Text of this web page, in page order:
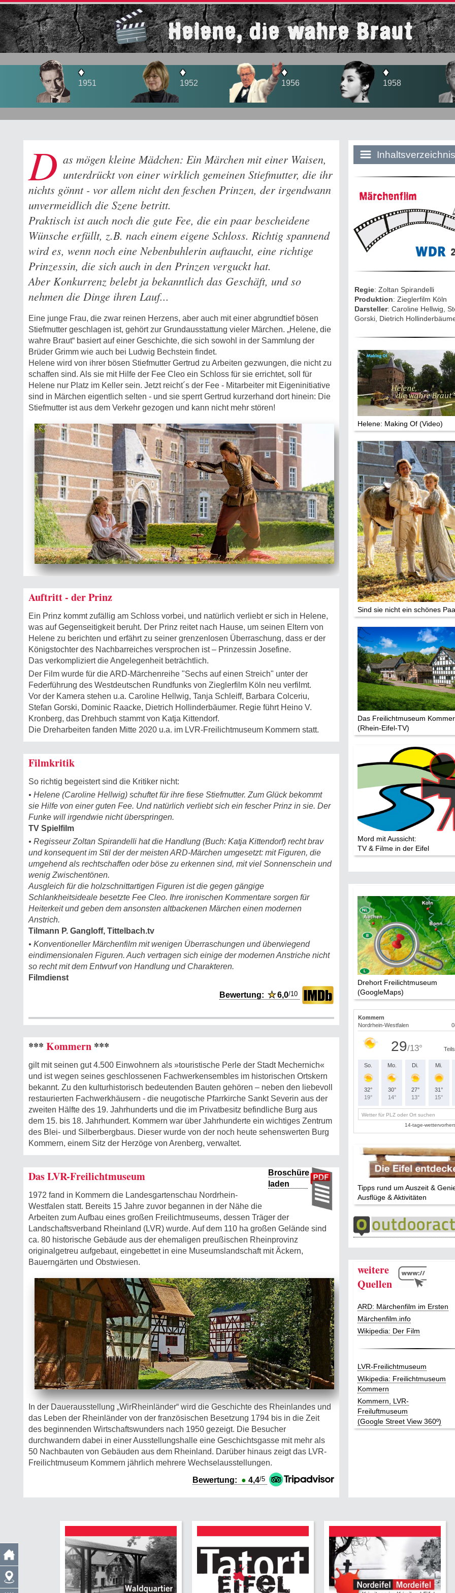
Helene, die wahre Braut
1951 1952
♦
1956 1958 1960
D as mögen kleine Mädchen: Ein Märchen mit einer Waisen,
unterdrückt von einer wirklich gemeinen Stiefmutter, die ihr
nichts gönnt - vor allem nicht den feschen Prinzen, der irgendwann
unvermeidlich die Szene betritt.
Praktisch ist auch noch die gute Fee, die ein paar bescheidene
Wünsche erfüllt, z.B. nach einem eigene Schloss. Richtig spannend
wird es, wenn noch eine Nebenbuhlerin auftaucht, eine richtige
Prinzessin, die sich auch in den Prinzen verguckt hat.
Aber Konkurrenz belebt ja bekanntlich das Geschäft, und so
nehmen die Dinge ihren Lauf...
Eine junge Frau, die zwar reinen Herzens, aber auch mit einer abgrundtief bösen
Stiefmutter geschlagen ist, gehört zur Grundausstattung vieler Märchen. „Helene, die
wahre Braut“ basiert auf einer Geschichte, die sich sowohl in der Sammlung der
Brüder Grimm wie auch bei Ludwig Bechstein findet.
Helene wird von ihrer bösen Stiefmutter Gertrud zu Arbeiten gezwungen, die nicht zu
schaffen sind. Als sie mit Hilfe der Fee Cleo ein Schloss für sie errichtet, soll für
Helene nur Platz im Keller sein. Jetzt reicht´s der Fee - Mitarbeiter mit Eigeninitiative
sind in Märchen eigentlich selten - und sie sperrt Gertrud kurzerhand dort hinein: Die
Stiefmutter ist aus dem Verkehr gezogen und kann nicht mehr stören!
Auftritt - der Prinz
Ein Prinz kommt zufällig am Schloss vorbei, und natürlich verliebt er sich in Helene,
was auf Gegenseitigkeit beruht. Der Prinz reitet nach Hause, um seinen Eltern von
Helene zu berichten und erfährt zu seiner grenzenlosen Überraschung, dass er der
Königstochter des Nachbarreiches versprochen ist – Prinzessin Josefine.
Das verkompliziert die Angelegenheit beträchtlich.
Der Film wurde für die ARD-Märchenreihe "Sechs auf einen Streich" unter der
Federführung des Westdeutschen Rundfunks von Zieglerfilm Köln neu verfilmt.
Vor der Kamera stehen u.a. Caroline Hellwig, Tanja Schleiff, Barbara Colceriu,
Stefan Gorski, Dominic Raacke, Dietrich Hollinderbäumer. Regie führt Heino V.
Kronberg, das Drehbuch stammt von Katja Kittendorf.
Die Dreharbeiten fanden Mitte 2020 u.a. im LVR-Freilichtmuseum Kommern statt.
Filmkritik
So richtig begeistert sind die Kritiker nicht:
• Helene (Caroline Hellwig) schuftet für ihre fiese Stiefmutter. Zum Glück bekommt
sie Hilfe von einer guten Fee. Und natürlich verliebt sich ein fescher Prinz in sie. Der
Funke will irgendwie nicht überspringen.
TV Spielfilm
• Regisseur Zoltan Spirandelli hat die Handlung (Buch: Katja Kittendorf) recht brav
und konsequent im Stil der der meisten ARD-Märchen umgesetzt: mit Figuren, die
umgehend als rechtschaffen oder böse zu erkennen sind, mit viel Sonnenschein und
wenig Zwischentönen.
Ausgleich für die holzschnittartigen Figuren ist die gegen gängige
Schlankheitsideale besetzte Fee Cleo. Ihre ironischen Kommentare sorgen für
Heiterkeit und geben dem ansonsten altbackenen Märchen einen modernen
Anstrich.
Tilmann P. Gangloff, Tittelbach.tv
• Konventioneller Märchenfilm mit wenigen Überraschungen und überwiegend
eindimensionalen Figuren. Auch vertragen sich einige der modernen Anstriche nicht
so recht mit dem Entwurf von Handlung und Charakteren.
Filmdienst
Bewertung:★6,0/10
*** Kommern ***
gilt mit seinen gut 4.500 Einwohnern als »touristische Perle der Stadt Mechernich«
und ist wegen seines geschlossenen Fachwerkensembles im historischen Ortskern
bekannt. Zu den kulturhistorisch bedeutenden Bauten gehören – neben den liebevoll
restaurierten Fachwerkhäusern - die neugotische Pfarrkirche Sankt Severin aus der
zweiten Hälfte des 19. Jahrhunderts und die im Privatbesitz befindliche Burg aus
dem 15. bis 18. Jahrhundert. Kommern war über Jahrhunderte ein wichtiges Zentrum
des Blei- und Silberbergbaus. Dieser wurde von der noch heute sehenswerten Burg
Kommern, einem Sitz der Herzöge von Arenberg, verwaltet.
Broschüre
laden
Das LVR-Freilichtmuseum
1972 fand in Kommern die Landesgartenschau Nordrhein-
Westfalen statt. Bereits 15 Jahre zuvor begannen in der Nähe die
Arbeiten zum Aufbau eines großen Freilichtmuseums, dessen Träger der
Landschaftsverband Rheinland (LVR) wurde. Auf dem 110 ha großen Gelände sind
ca. 80 historische Gebäude aus der ehemaligen preußischen Rheinprovinz
originalgetreu aufgebaut, eingebettet in eine Museumslandschaft mit Äckern,
Bauerngärten und Obstwiesen.
In der Dauerausstellung „WirRheinländer“ wird die Geschichte des Rheinlandes und
das Leben der Rheinländer von der französischen Besetzung 1794 bis in die Zeit
des beginnenden Wirtschaftswunders nach 1950 gezeigt. Die Besucher
durchwandern dabei in einer Ausstellungshalle eine Geschichtsgasse mit mehr als
50 Nachbauten von Gebäuden aus dem Rheinland. Darüber hinaus zeigt das LVR-
Freilichtmuseum Kommern jährlich mehrere Wechselausstellungen.
Bewertung: ● 4,4/5
Inhaltsverzeichnis
Historie:
Mythen,
Die Eifel
Eifelevents
Drehorte &
Eifelkrimi:
Die Autoren
TV & Kino
Die Stars:
Wer hat wo
Mediathek
Impressum
Datenschutz
Märchenfilm
Regie: Zoltan Spirandelli
Produktion: Zieglerfilm Köln
Darsteller: Caroline Hellwig,
Gorski, Dietrich
Helene: Making Of (Video)
Sind sie nicht ein schönes
Das Freilichtmuseum
(Rhein-Eifel-TV)
Mord mit Aussicht:
TV & Filme in der Eifel
Drehort Freilichtmuseum
(GoogleMaps)
Tipps rund um Auszeit &
Ausflüge & Aktivitäten
weitere
Quellen
ARD: Märchenfilm im Ersten
Märchenfilm.info
Wikipedia: Der Film
LVR-Freilichtmuseum
Wikipedia: Freilichtmuseum
Kommern
Kommern, LVR-
Freiluftmuseum
(Google Street View 360º)